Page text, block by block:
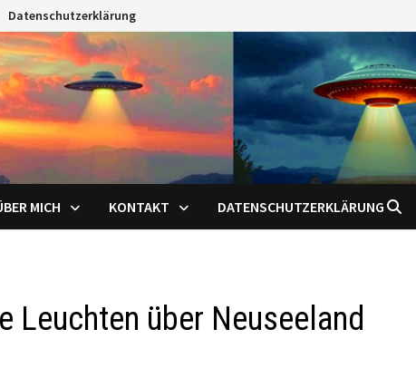
Datenschutzerklärung
MICH KONTAKT DATENSCHUTZERKLÄRUNG
Leuchten über Neuseeland